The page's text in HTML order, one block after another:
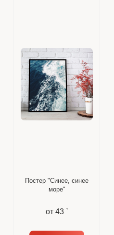
Постер "Синее, синее
море"
от 43 `